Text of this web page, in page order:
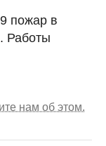
пожар в
. Работы
нам об этом.